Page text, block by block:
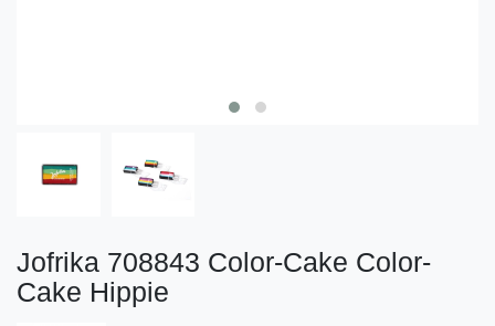
Jofrika 708843 Color-Cake Color-
Cake Hippie